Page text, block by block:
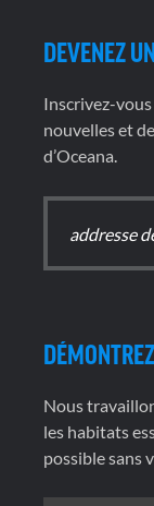
DEVENEZ
Inscrivez-
nouvelles et
d’Oceana.
Nous
les habitats
possible sans